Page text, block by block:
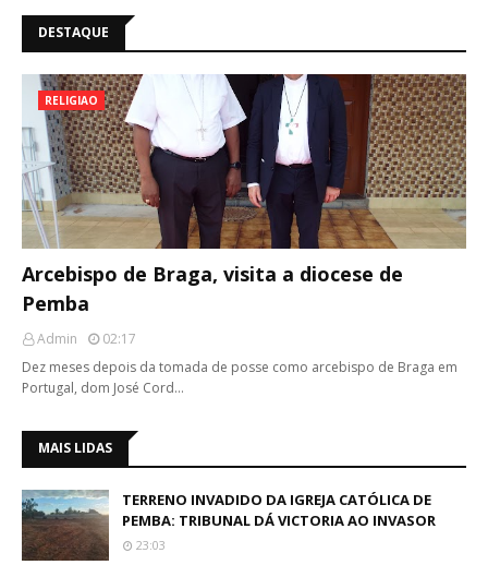
DESTAQUE
RELIGIAO
Arcebispo de Braga, visita a diocese de
Pemba
Admin
02:17
Dez meses depois da tomada de posse como arcebispo de Braga em
Portugal, dom José Cord…
MAIS LIDAS
TERRENO INVADIDO DA IGREJA CATÓLICA DE
PEMBA: TRIBUNAL DÁ VICTORIA AO INVASOR
23:03